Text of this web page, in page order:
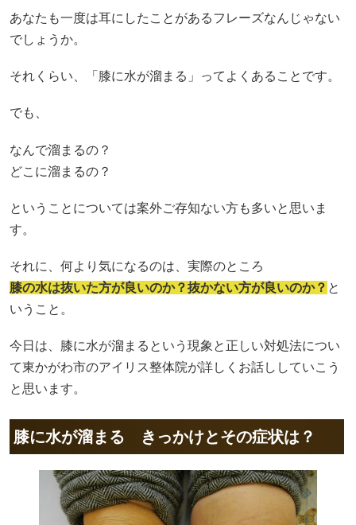
あなたも一度は耳にしたことがあるフレーズなんじゃない
でしょうか。
それくらい、「膝に水が溜まる」ってよくあることです。
でも、
なんで溜まるの？
どこに溜まるの？
ということについては案外ご存知ない方も多いと思いま
す。
それに、何より気になるのは、実際のところ
膝の水は抜いた方が良いのか？抜かない方が良いのか？ と
いうこと。
今日は、膝に水が溜まるという現象と正しい対処法につい
て東かがわ市のアイリス整体院が詳しくお話ししていこう
と思います。
膝に水が溜まる きっかけとその症状は？